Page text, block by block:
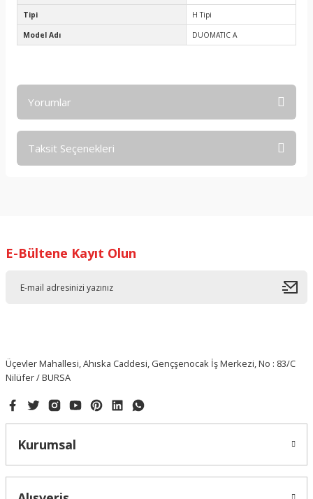
Tipi H Tipi
Model Adı DUOMATIC A
Yorumlar
Taksit Seçenekleri
E-Bültene Kayıt Olun
Üçevler Mahallesi, Ahıska Caddesi, Gençşenocak İş Merkezi, No : 83/C
Nilüfer / BURSA
Kurumsal